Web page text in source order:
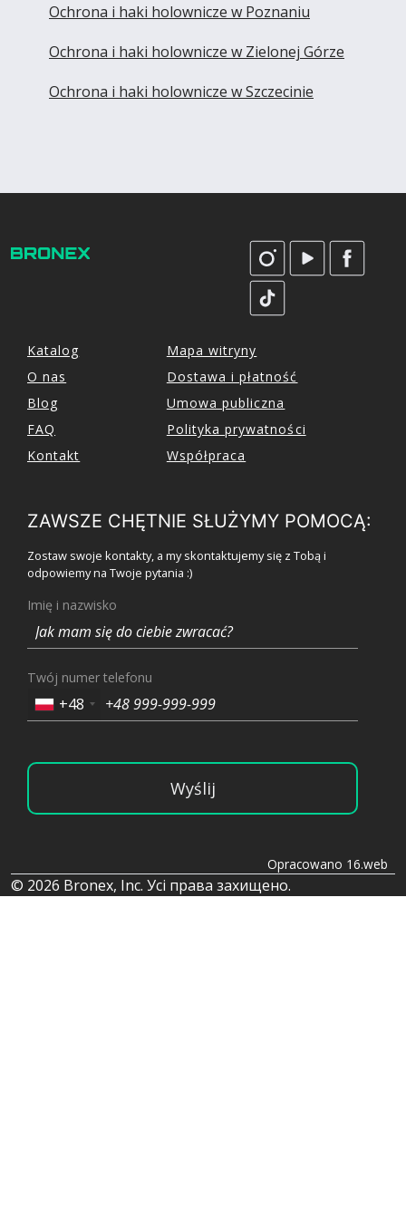
Ochrona i haki holownicze w Poznaniu
Ochrona i haki holownicze w Zielonej Górze
Ochrona i haki holownicze w Szczecinie
Katalog
O nas
Blog
FAQ
Kontakt
Mapa witryny
Dostawa i płatność
Umowa publiczna
Polityka prywatności
Współpraca
ZAWSZE CHĘTNIE SŁUŻYMY POMOCĄ:
Zostaw swoje kontakty, a my skontaktujemy się z Tobą i
odpowiemy na Twoje pytania :)
Imię i nazwisko
Twój numer telefonu
+48
Wyślij
Opracowano 16.web
© 2026 Bronex, Inc. Усі права захищено.